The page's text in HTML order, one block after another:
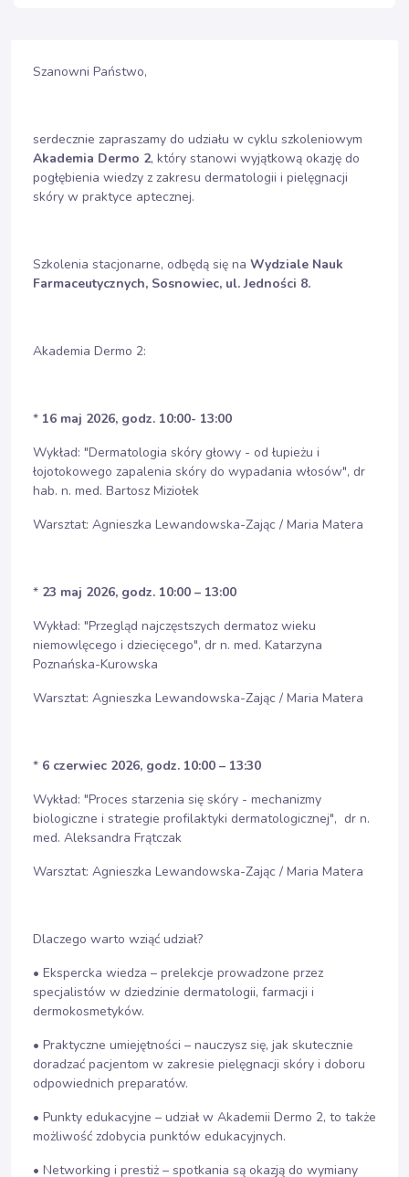
Szanowni Państwo,
serdecznie zapraszamy do udziału w cyklu szkoleniowym
Akademia Dermo 2, który stanowi wyjątkową okazję do
pogłębienia wiedzy z zakresu dermatologii i pielęgnacji
skóry w praktyce aptecznej.
Szkolenia stacjonarne, odbędą się na Wydziale Nauk
Farmaceutycznych, Sosnowiec, ul. Jedności 8.
Akademia Dermo 2:
* 16 maj 2026, godz. 10:00- 13:00
Wykład: "Dermatologia skóry głowy - od łupieżu i
łojotokowego zapalenia skóry do wypadania włosów", dr
hab. n. med. Bartosz Miziołek
Warsztat: Agnieszka Lewandowska-Zając / Maria Matera
* 23 maj 2026, godz. 10:00 – 13:00
Wykład: "Przegląd najczęstszych dermatoz wieku
niemowlęcego i dziecięcego", dr n. med. Katarzyna
Poznańska-Kurowska
Warsztat: Agnieszka Lewandowska-Zając / Maria Matera
* 6 czerwiec 2026, godz. 10:00 – 13:30
Wykład: "Proces starzenia się skóry - mechanizmy
biologiczne i strategie profilaktyki dermatologicznej", dr n.
med. Aleksandra Frątczak
Warsztat: Agnieszka Lewandowska-Zając / Maria Matera
Dlaczego warto wziąć udział?
• Ekspercka wiedza – prelekcje prowadzone przez
specjalistów w dziedzinie dermatologii, farmacji i
dermokosmetyków.
• Praktyczne umiejętności – nauczysz się, jak skutecznie
doradzać pacjentom w zakresie pielęgnacji skóry i doboru
odpowiednich preparatów.
• Punkty edukacyjne – udział w Akademii Dermo 2, to także
możliwość zdobycia punktów edukacyjnych.
• Networking i prestiż – spotkania są okazją do wymiany